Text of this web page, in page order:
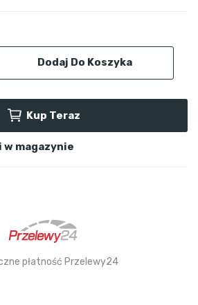
Dodaj Do Koszyka
Kup Teraz
magazynie
płatność Przelewy24